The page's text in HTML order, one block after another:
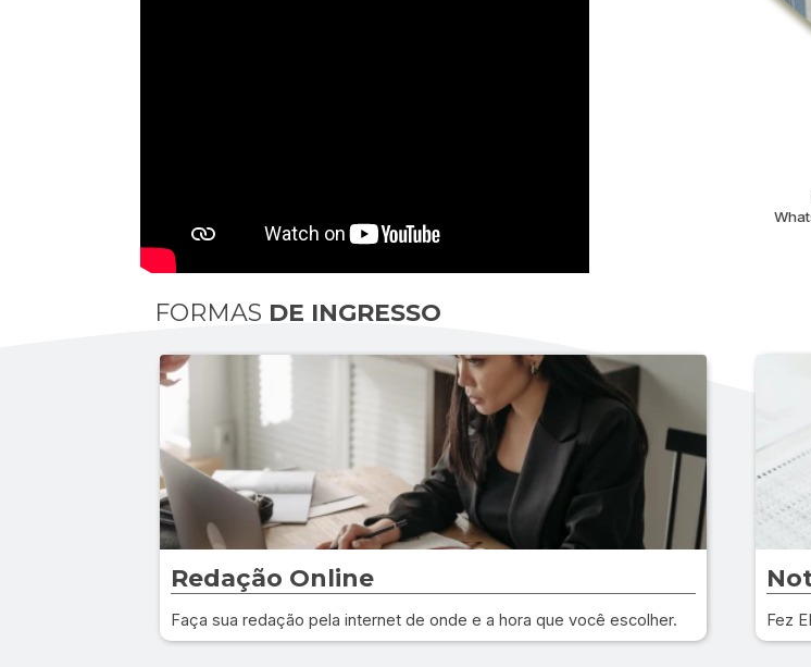
FORMAS DE INGRESSO
Redação Online
Faça sua redação pela internet de onde e a hora que você escolher. Fez